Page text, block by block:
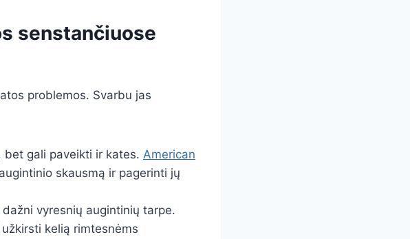
senstančiuose
problemos. Svarbu jas
bet gali paveikti ir kates. American
skausmą ir pagerinti jų
vyresnių augintinių tarpe.
kelią rimtesnėms